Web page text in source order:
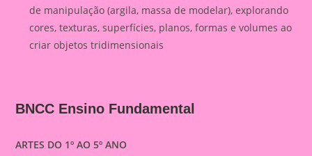
de manipulação (argila, massa de modelar), explorando
cores, texturas, superfícies, planos, formas e volumes ao
criar objetos tridimensionais
BNCC Ensino Fundamental
ARTES DO 1º AO 5º ANO